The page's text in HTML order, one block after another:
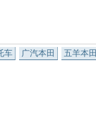
车 广汽本田 五羊本